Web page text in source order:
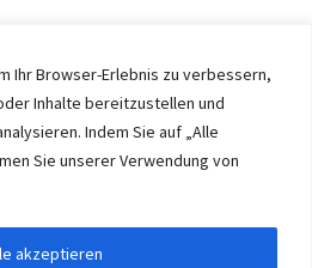
Ihr Browser-Erlebnis zu verbessern,
Inhalte bereitzustellen und
Indem Sie auf „Alle
Sie unserer Verwendung von
akzeptieren
member of the ERUON